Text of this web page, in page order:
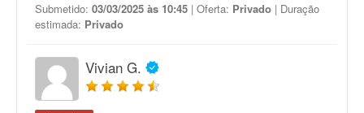
Submetido: 03/03/2025 às 10:45 | Oferta: Privado | Duração
estimada: Privado
Vivian G.